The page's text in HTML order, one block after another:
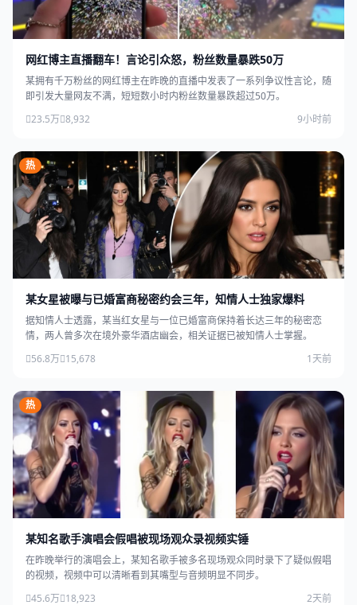
网红博主直播翻车！言论引众怒，粉丝数量暴跌50万
某拥有千万粉丝的网红博主在昨晚的直播中发表了一系列争议性言论，随
即引发大量网友不满，短短数小时内粉丝数量暴跌超过50万。
23.5万 8,932 9小时前
热
某女星被曝与已婚富商秘密约会三年，知情人士独家爆料
据知情人士透露，某当红女星与一位已婚富商保持着长达三年的秘密恋
情，两人曾多次在境外豪华酒店幽会，相关证据已被知情人士掌握。
56.8万 15,678 1天前
热
某知名歌手演唱会假唱被现场观众录视频实锤
在昨晚举行的演唱会上，某知名歌手被多名现场观众同时录下了疑似假唱
的视频，视频中可以清晰看到其嘴型与音频明显不同步。
45.6万 18,923 2天前